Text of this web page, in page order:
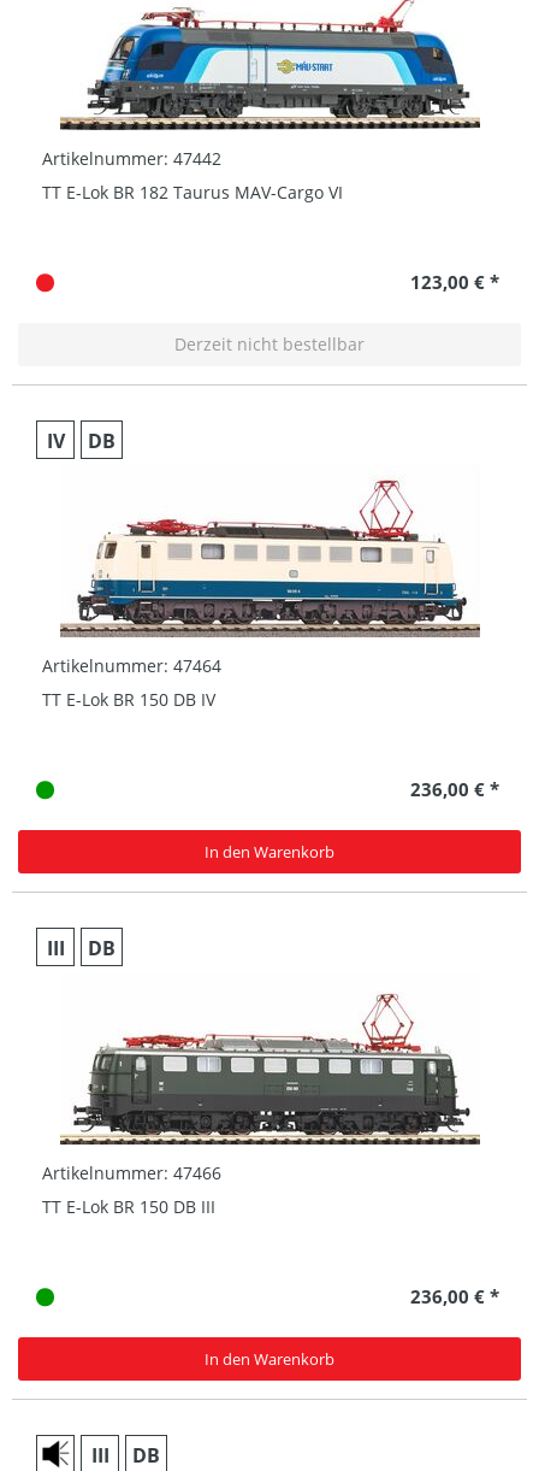
Artikelnummer: 47442
TT E-Lok BR 182 Taurus MAV-Cargo VI
123,00 € *
Derzeit nicht bestellbar
IV DB
Artikelnummer: 47464
TT E-Lok BR 150 DB IV
236,00 € *
In den Warenkorb
III DB
Artikelnummer: 47466
TT E-Lok BR 150 DB III
236,00 € *
In den Warenkorb
III DB